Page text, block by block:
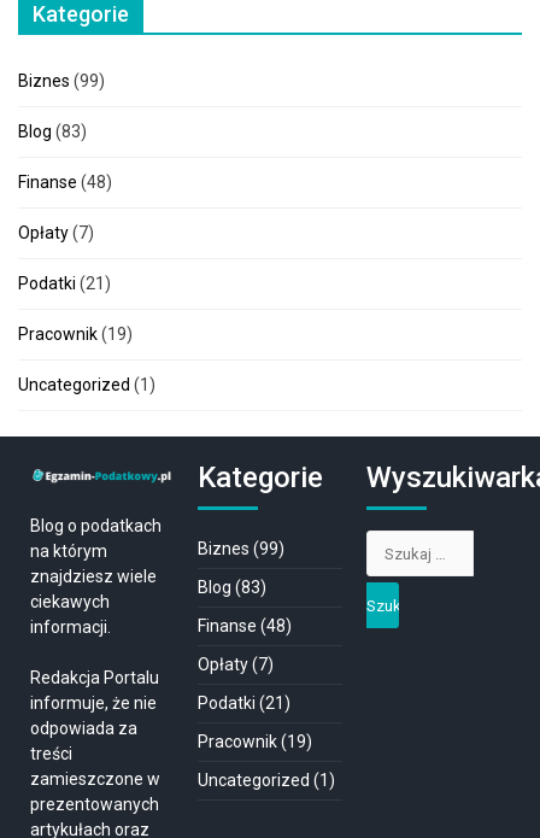
Kategorie
Biznes (99)
Blog (83)
Finanse (48)
Opłaty(7)
Podatki (21)
Pracownik(19)
Uncategorized (1)
Blog o podatkach
na którym
znajdziesz wiele
ciekawych
informacji.
Redakcja Portalu
informuje, że nie
odpowiada za
treści
zamieszczone w
prezentowanych
artykułach oraz
Kategorie
Biznes (99)
Blog (83)
Finanse (48)
Opłaty(7)
Podatki (21)
Pracownik(19)
Uncategorized (1)